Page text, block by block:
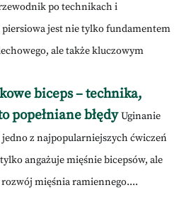
po technikach i
jest nie tylko fundamentem
ale także kluczowym
biceps – technika,
popełniane błędy Uginanie
jedno z najpopularniejszych ćwiczeń
angażuje mięśnie bicepsów, ale
mięśnia ramiennego....